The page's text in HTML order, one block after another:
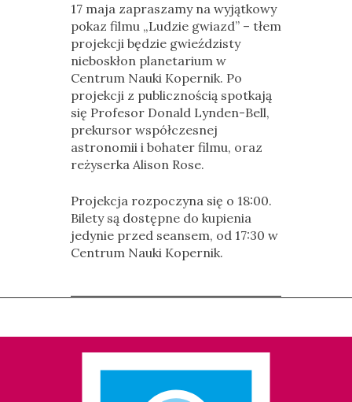
17 maja zapraszamy na wyjątkowy
pokaz filmu „Ludzie gwiazd” – tłem
projekcji będzie gwieździsty
nieboskłon planetarium w
Centrum Nauki Kopernik. Po
projekcji z publicznością spotkają
się Profesor Donald Lynden-Bell,
prekursor współczesnej
astronomii i bohater filmu, oraz
reżyserka Alison Rose.
Projekcja rozpoczyna się o 18:00.
Bilety są dostępne do kupienia
jedynie przed seansem, od 17:30 w
Centrum Nauki Kopernik.